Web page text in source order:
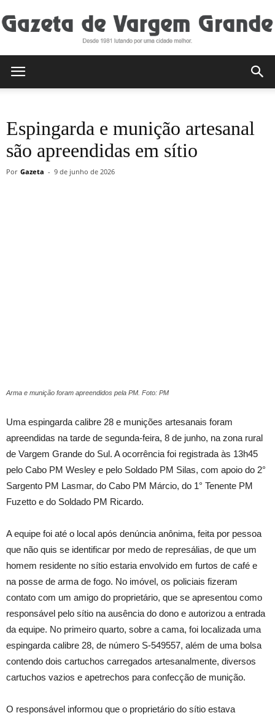
de
Espingarda e munição artesanal
são apreendidas em sítio
Por Gazeta - 9 de junho de 2026
Arma e munição foram apreendidos pela PM. Foto: PM
Uma espingarda calibre 28 e munições artesanais foram
apreendidas na tarde de segunda-feira, 8 de junho, na zona rural
de Vargem Grande do Sul. A ocorrência foi registrada às 13h45
pelo Cabo PM Wesley e pelo Soldado PM Silas, com apoio do 2°
Sargento PM Lasmar, do Cabo PM Márcio, do 1° Tenente PM
Fuzetto e do Soldado PM Ricardo.
A equipe foi até o local após denúncia anônima, feita por pessoa
que não quis se identificar por medo de represálias, de que um
homem residente no sítio estaria envolvido em furtos de café e
na posse de arma de fogo. No imóvel, os policiais fizeram
contato com um amigo do proprietário, que se apresentou como
responsável pelo sítio na ausência do dono e autorizou a entrada
da equipe. No primeiro quarto, sobre a cama, foi localizada uma
espingarda calibre 28, de número S-549557, além de uma bolsa
contendo dois cartuchos carregados artesanalmente, diversos
cartuchos vazios e apetrechos para confecção de munição.
O responsável informou que o proprietário do sítio estava